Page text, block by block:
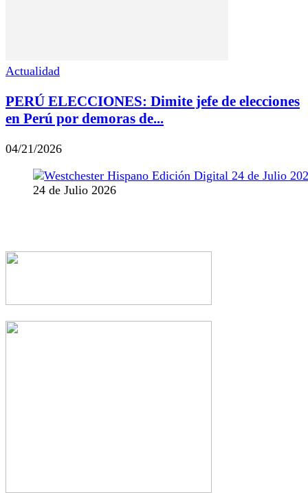
Actualidad
PERÚ ELECCIONES: Dimite jefe de elecciones
en Perú por demoras de...
04/21/2026
24 de Julio 2026